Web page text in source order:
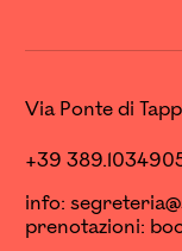
Via Ponte di
+39
info:
prenotazioni: